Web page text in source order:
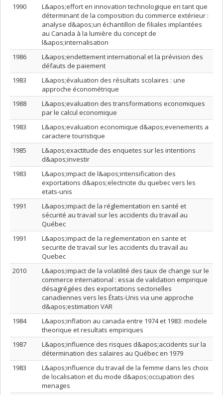
1990
L&apos;effort en innovation technologique en tant que
déterminant de la composition du commerce extérieur :
analyse d&apos;un échantillon de filiales implantées
au Canada à la lumière du concept de
l&apos;internalisation
1986
L&apos;endettement international et la prévision des
défauts de paiement
1983
L&apos;évaluation des résultats scolaires : une
approche économétrique
1988
L&apos;evaluation des transformations economiques
par le calcul economique
1983
L&apos;evaluation economique d&apos;evenements a
caractere touristique
1985
L&apos;exactitude des enquetes sur les intentions
d&apos;investir
1983
L&apos;impact de l&apos;intensification des
exportations d&apos;electricite du quebec vers les
etats-unis
1991
L&apos;impact de la réglementation en santé et
sécurité au travail sur les accidents du travail au
Québec
1991
L&apos;impact de la reglementation en sante et
securite de travail sur les accidents du travail au
Quebec
2010
L&apos;impact de la volatilité des taux de change sur le
commerce international : essai de validation empirique
désagrégées des exportations sectorielles
canadiennes vers les États-Unis via une approche
d&apos;estimation VAR
1984
L&apos;inflation au canada entre 1974 et 1983: modele
theorique et resultats empiriques
1987
L&apos;influence des risques d&apos;accidents sur la
détermination des salaires au Québec en 1979
1983
L&apos;influence du travail de la femme dans les choix
de localisation et du mode d&apos;occupation des
menages